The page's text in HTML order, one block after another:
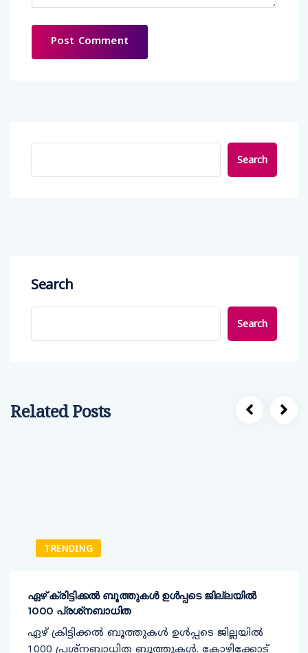
Search
Search
Search
Related Posts
TRENDING
ഏഴ് ക്രിട്ടിക്കല്‍ ബൂത്തുകള്‍ ഉള്‍പ്പടെ ജില്ലയില്‍
1000 പ്രശ്‌നബാധിത
ഏഴ് ക്രിട്ടിക്കല്‍ ബൂത്തുകള്‍ ഉള്‍പ്പടെ ജില്ലയില്‍
1000 പ്രശ്‌നബാധിത ബൂത്തുകള്‍. കോഴിക്കോട്